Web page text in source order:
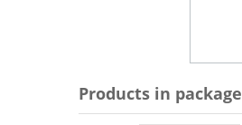
Products in package